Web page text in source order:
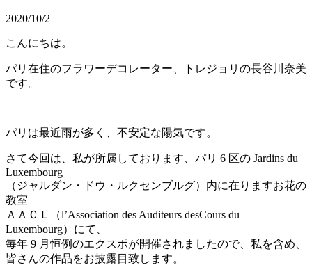
2020/10/2
こんにちは。
パリ在住のフラワーデコレーター、トレジョリの長谷川奈美
です。
パリは最近雨が多く、不安定な陽気です。
さて今回は、私が所属しております、パリ 6 区の Jardins du
Luxembourg
（ジャルダン・ドウ・ルクセンブルグ）内に在りますお花の
教室
ＡＡＣＬ（l’Association des Auditeurs desCours du
Luxembourg）にて、
毎年 9 月恒例のエクスポが開催されましたので、私を含め、
皆さんの作品をお披露目致します。